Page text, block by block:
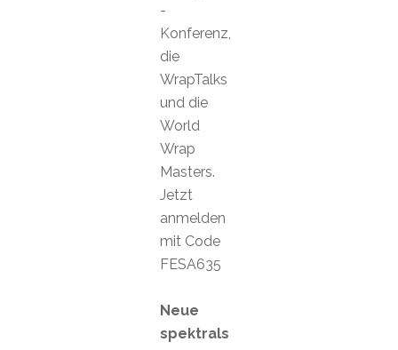
-
Konferenz,
die
WrapTalks
und die
World
Wrap
Masters.
Jetzt
anmelden
mit Code
FESA635
Neue
spektrals